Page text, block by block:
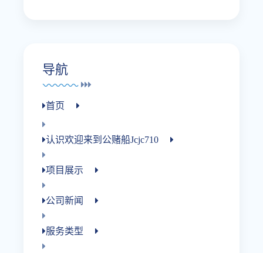
导航
首页
认识欢迎来到公赌船jcjc710
项目展示
公司新闻
服务类型